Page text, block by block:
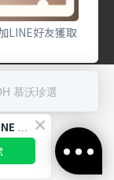
司
號3樓
LINE好友獲取
慕沃珍選
歡迎訂閱我們的 LINE 官方帳號